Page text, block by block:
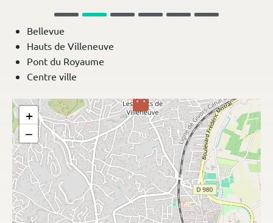
Bellevue
Hauts de Villeneuve
Pont du Royaume
Centre ville
+
−